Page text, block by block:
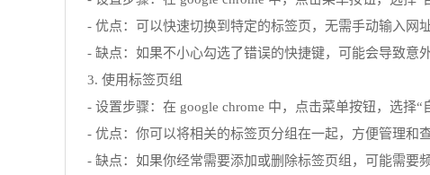
- 优点：可以快速切换到特定的标签页，无需手动输入网址
- 缺点：如果不小心勾选了错误的快捷键，可能会导致意
3. 使用标签页组
- 设置步骤：在 google chrome 中，点击菜单按钮，选择
- 优点：你可以将相关的标签页分组在一起，方便管理和查
- 缺点：如果你经常需要添加或删除标签页组，可能需要